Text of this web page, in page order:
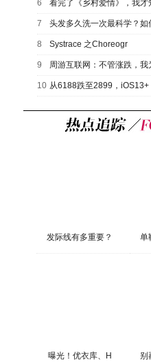
6 看完了《乡村爱情》，我才
7 头发多久洗一次最科学？如
8 Systrace 之Choreogr
9 周游互联网：不管涨跌，我
10 从6188跌至2899，iOS13+
发际线有多重要？ 单
曝光！优衣库、H 别